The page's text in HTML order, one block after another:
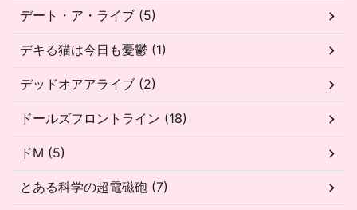
デート・ア・ライブ (5)
デキる猫は今日も憂鬱 (1)
デッドオアアライブ (2)
ドールズフロントライン (18)
ドM (5)
とある科学の超電磁砲 (7)